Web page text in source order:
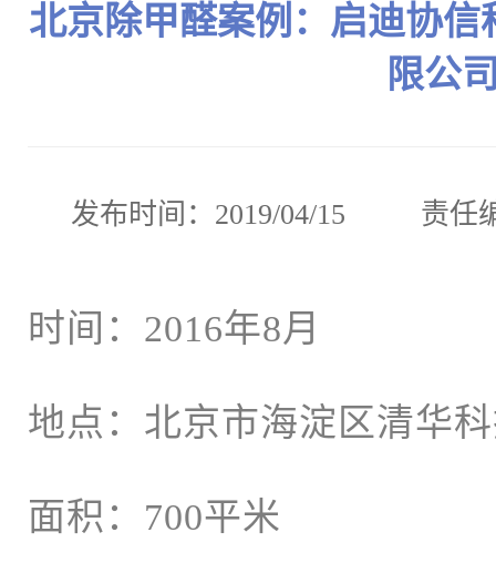
北京除甲醛案例：启迪协
限公
发布时间：2019/04/15 责任
时间：2016年8月
地点：北京市海淀区清华
面积：700平米